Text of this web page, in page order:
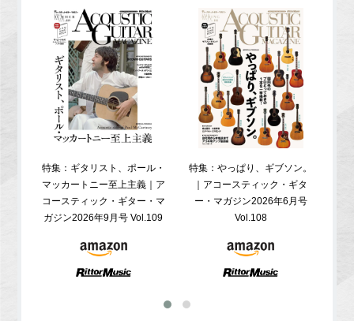
特集：ギタリスト、ポール・
マッカートニー至上主義｜ア
コースティック・ギター・マ
ガジン2026年9月号 Vol.109
特集：やっぱり、ギブソン。
｜アコースティック・ギタ
ー・マガジン2026年6月号
Vol.108